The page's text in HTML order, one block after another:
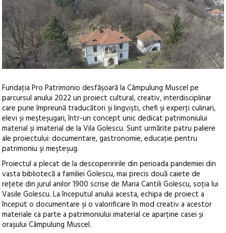
Fundaţia Pro Patrimonio desfăşoară la Câmpulung Muscel pe
parcursul anului 2022 un proiect cultural, creativ, interdisciplinar
care pune împreună traducători şi lingvişti, chefi şi experţi culinari,
elevi şi meşteşugari, într-un concept unic dedicat patrimoniului
material şi imaterial de la Vila Golescu.Sunt urmărite patru paliere
ale proiectului: documentare, gastronomie, educaţie pentru
patrimoniu şi meşteşug.
Proiectul a plecat de la descoperiririle din perioada pandemiei din
vasta bibliotecă a familiei Golescu, mai precis două caiete de
reţete din jurul anilor 1900 scrise de Maria Cantili Golescu, soția lui
Vasile Golescu. La începutul anului acesta, echipa de proiect a
început o documentare şi o valorificare în mod creativ a acestor
materiale ca parte a patrimoniului imaterial ce aparține casei și
orașului Câmpulung Muscel.